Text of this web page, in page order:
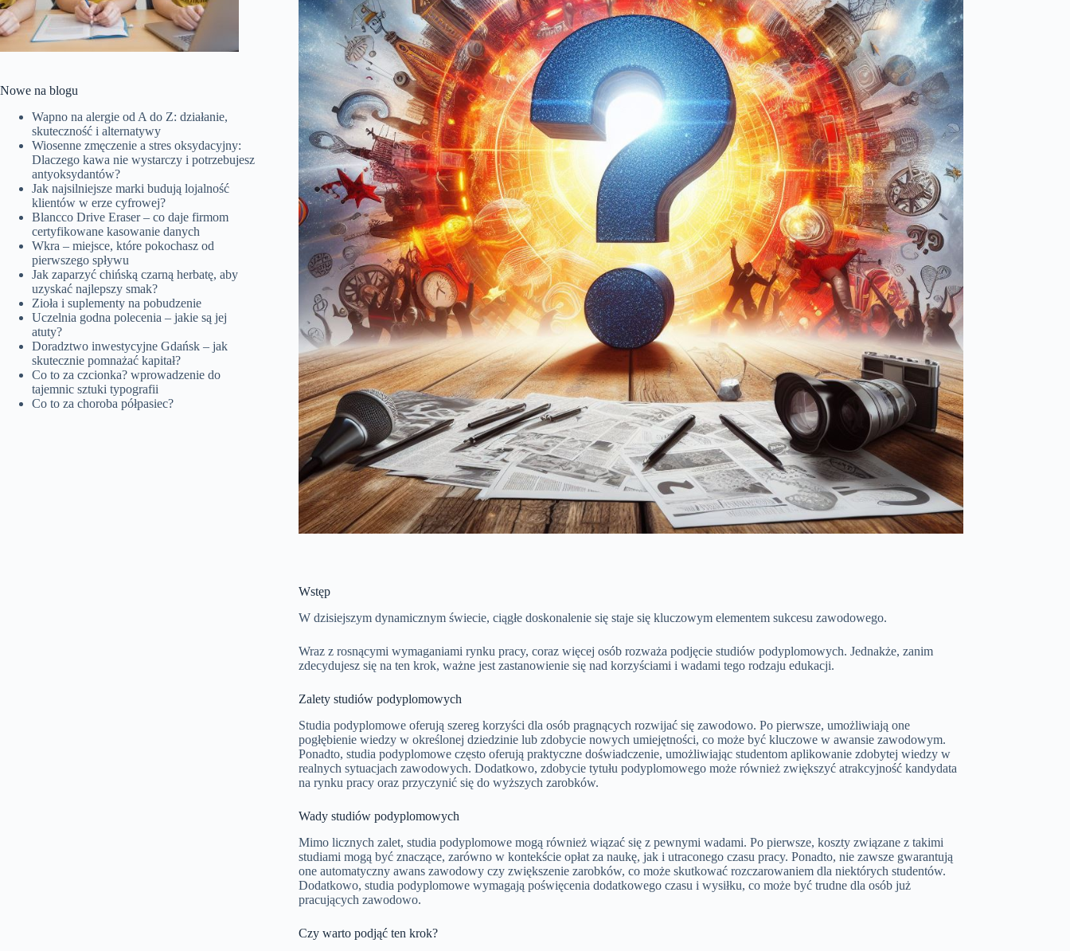
Wstęp
W dzisiejszym dynamicznym świecie, ciągłe doskonalenie się staje się kluczowym elementem sukcesu zawodowego.
Wraz z rosnącymi wymaganiami rynku pracy, coraz więcej osób rozważa podjęcie studiów podyplomowych. Jednakże, zanim
zdecydujesz się na ten krok, ważne jest zastanowienie się nad korzyściami i wadami tego rodzaju edukacji.
Zalety studiów podyplomowych
Studia podyplomowe oferują szereg korzyści dla osób pragnących rozwijać się zawodowo. Po pierwsze, umożliwiają one
pogłębienie wiedzy w określonej dziedzinie lub zdobycie nowych umiejętności, co może być kluczowe w awansie zawodowym.
Ponadto, studia podyplomowe często oferują praktyczne doświadczenie, umożliwiając studentom aplikowanie zdobytej wiedzy w
realnych sytuacjach zawodowych. Dodatkowo, zdobycie tytułu podyplomowego może również zwiększyć atrakcyjność kandydata
na rynku pracy oraz przyczynić się do wyższych zarobków.
Wady studiów podyplomowych
Mimo licznych zalet, studia podyplomowe mogą również wiązać się z pewnymi wadami. Po pierwsze, koszty związane z takimi
studiami mogą być znaczące, zarówno w kontekście opłat za naukę, jak i utraconego czasu pracy. Ponadto, nie zawsze gwarantują
one automatyczny awans zawodowy czy zwiększenie zarobków, co może skutkować rozczarowaniem dla niektórych studentów.
Dodatkowo, studia podyplomowe wymagają poświęcenia dodatkowego czasu i wysiłku, co może być trudne dla osób już
pracujących zawodowo.
Czy warto podjąć ten krok?
Nowe na blogu
Wapno na alergie od A do Z: działanie,
skuteczność i alternatywy
Wiosenne zmęczenie a stres oksydacyjny:
Dlaczego kawa nie wystarczy i potrzebujesz
antyoksydantów?
Jak najsilniejsze marki budują lojalność
klientów w erze cyfrowej?
Blancco Drive Eraser – co daje firmom
certyfikowane kasowanie danych
Wkra – miejsce, które pokochasz od
pierwszego spływu
Jak zaparzyć chińską czarną herbatę, aby
uzyskać najlepszy smak?
Zioła i suplementy na pobudzenie
Uczelnia godna polecenia – jakie są jej
atuty?
Doradztwo inwestycyjne Gdańsk – jak
skutecznie pomnażać kapitał?
Co to za czcionka? wprowadzenie do
tajemnic sztuki typografii
Co to za choroba półpasiec?